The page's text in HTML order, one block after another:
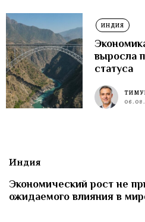
ИНДИЯ
выросла
статуса
Индия
Экономический рост не
ожидаемого влияния в